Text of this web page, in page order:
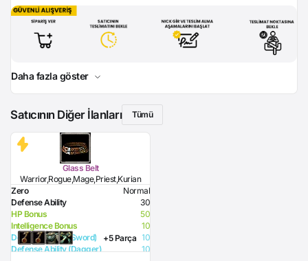
Daha fazla göster
Satıcının Diğer İlanları Tümü
Glass Belt
Warrior,Rogue,Mage,Priest,Kurian
Zero
Normal
Defense Ability
30
HP Bonus
50
Intelligence Bonus
10
Defense Ability (Sword)
10
Defense Ability (Dagger)
10
+5 Parça